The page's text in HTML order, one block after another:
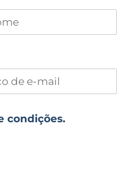
condições.